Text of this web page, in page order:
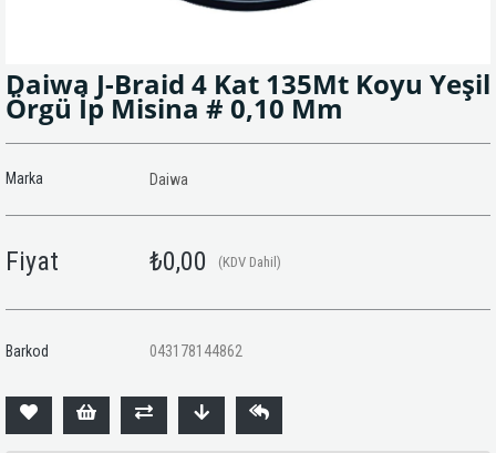
Daiwa J-Braid 4 Kat 135Mt Koyu Yeşil
Örgü İp Misina # 0,10 Mm
Marka Daiwa
Fiyat ₺0,00 (KDV Dahil)
Barkod 043178144862